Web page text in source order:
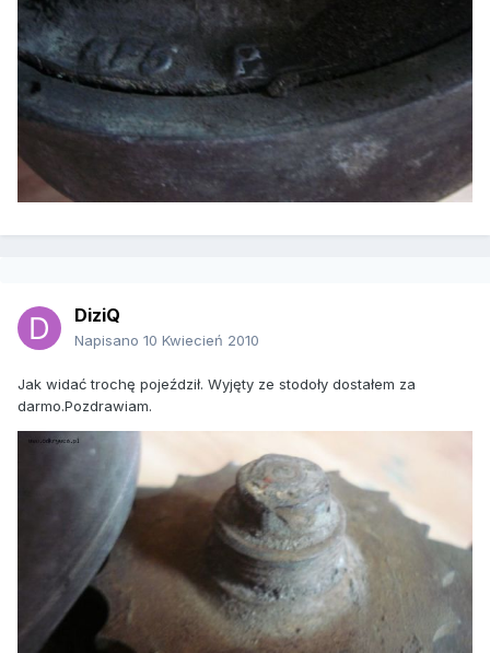
DiziQ
Napisano 10 Kwiecień 2010
Jak widać trochę pojeździł. Wyjęty ze stodoły dostałem za
darmo.Pozdrawiam.